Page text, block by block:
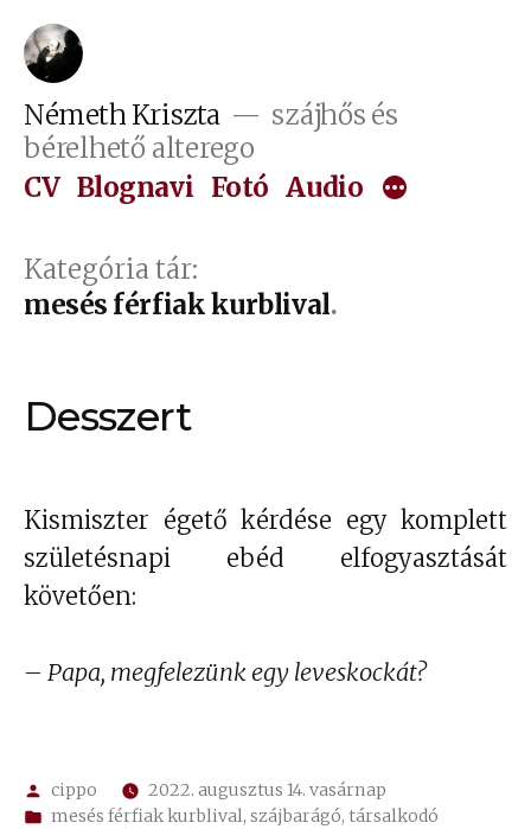
Tartalomhoz
Németh Kriszta
szájhős és
bérelhető alterego
CV Blognavi Fotó Audio
Kategória tár:
mesés férfiak kurblival
Desszert
Kismiszter égető kérdése egy komplett
születésnapi ebéd elfogyasztását
követően:
– Papa, megfelezünk egy leveskockát?
Szerző:
cippo
2022. augusztus 14. vasárnap
Kategória:
mesés férfiak kurblival,szájbarágó, társalkodó